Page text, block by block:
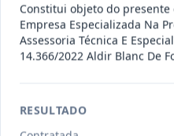
Situação : Concluído Data:
Prestação
Constitui objeto do
Empresa Especializada Na
Assessoria Técnica E
14.366/2022 Aldir Blanc De
RESULTADO